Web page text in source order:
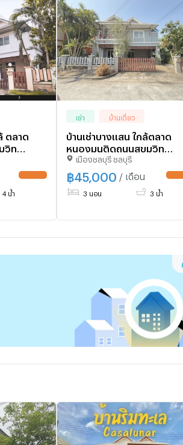
ตลาด
วิท
แสน✅
4 น้ำ
เช่า บ้านเดี่ยว
บ้านเช่าบางเเสน ใกล้ตลาด
หนองมนติดถนนสุขุมวิท
Casalunar Village ✅ พร้อม
เข้าอยู่ #HR0067
เมืองชลบุรี ชลบุรี
฿ 45,000 / เดือน
3 นอน 3 น้ำ